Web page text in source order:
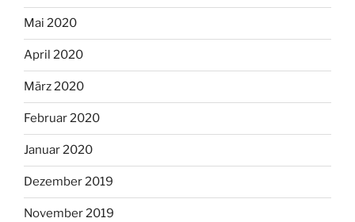
Mai 2020
April 2020
März 2020
Februar 2020
Januar 2020
Dezember 2019
November 2019